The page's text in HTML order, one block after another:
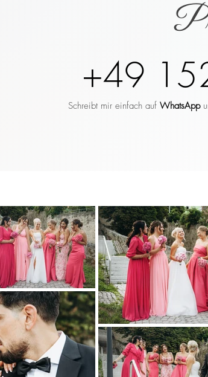
+49
Schreibt mir einfach auf WhatsApp